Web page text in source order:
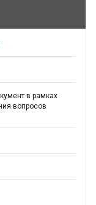
в рамках
вопросов